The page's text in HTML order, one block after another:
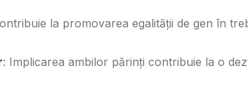
la promovarea egalității de gen în
: Implicarea ambilor părinți contribuie la o